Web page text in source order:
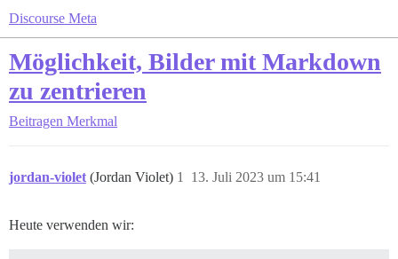
Discourse Meta
Möglichkeit, Bilder mit Markdown
zu zentrieren
Beitragen Merkmal
jordan-violet (Jordan Violet) 13. Juli 2023 um 15:41
1
Heute verwenden wir: